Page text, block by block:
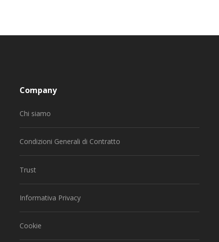
Company
Chi siamo
Condizioni Generali di Contratto
Trust
Informativa Privacy
Cookie